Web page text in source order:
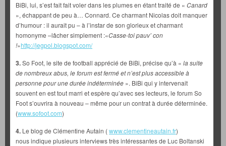
BiBi, lui, s’est fait fait voler dans les plumes en étant traité de « Canard
», échappant de peu à… Connard. Ce charmant Nicolas doit manquer
d’humour : il aurait pu – à l’instar de son glorieux et charmant
homonyme –lâcher simplement :«Casse-toi pauv’ con
!»http://jegpol.blogspot.com/
3.So Foot, le site de football apprécié de BiBi, précise qu’à « la suite
de nombreux abus, le forum est fermé et n’est plus accessible à
personne pour une durée indéterminée ». BiBi qui y intervenait
souvent en est tout marri et espère qu’avec ses lecteurs, le forum So
Foot s’ouvrira à nouveau – même pour un contrat à durée déterminée.
(www.sofoot.com)
4. Le blog de Clémentine Autain (www.clementineautain.fr)
nous indique plusieurs interviews très intéressantes de Luc Boltanski